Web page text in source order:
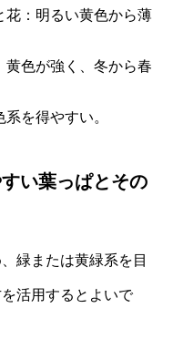
花：明るい黄色から薄
黄色が強く、冬から春
を得やすい。
い葉っぱとその
緑または黄緑系を目
活用するとよいで